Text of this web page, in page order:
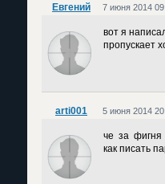
Евгений 7 июня 2014
вот я
пропускает
arti001 5 июня 2014
че за фигня
как писать